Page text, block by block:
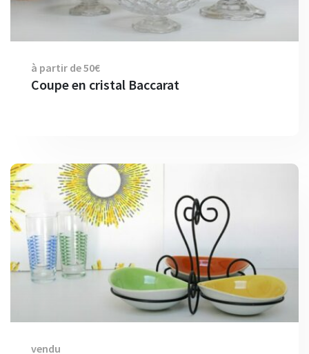
à partir de 50€
Coupe en cristal Baccarat
vendu